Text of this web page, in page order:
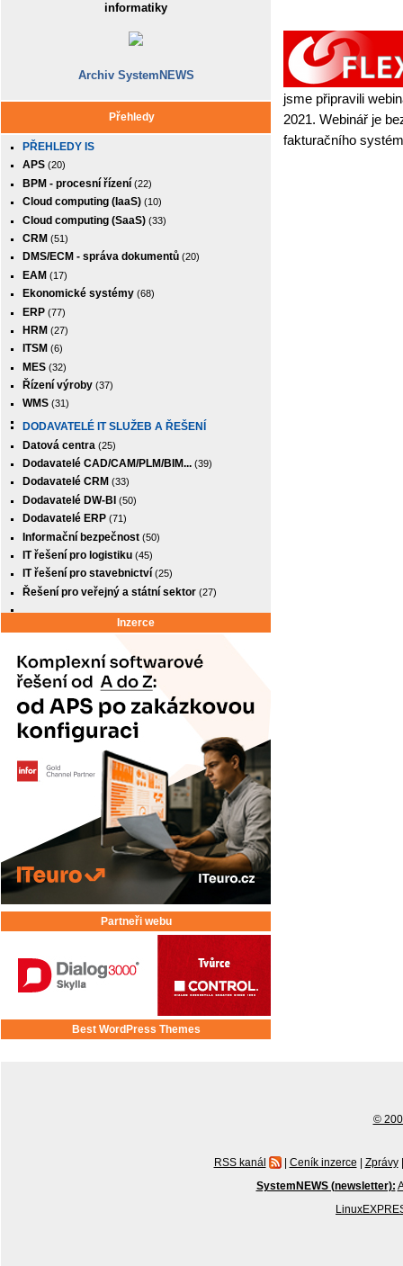
informatiky
Archiv SystemNEWS
Přehledy
PŘEHLEDY IS
APS (20)
BPM - procesní řízení (22)
Cloud computing (IaaS) (10)
Cloud computing (SaaS) (33)
CRM (51)
DMS/ECM - správa dokumentů (20)
EAM (17)
Ekonomické systémy (68)
ERP (77)
HRM (27)
ITSM (6)
MES (32)
Řízení výroby (37)
WMS (31)
DODAVATELÉ IT SLUŽEB A ŘEŠENÍ
Datová centra (25)
Dodavatelé CAD/CAM/PLM/BIM... (39)
Dodavatelé CRM (33)
Dodavatelé DW-BI (50)
Dodavatelé ERP (71)
Informační bezpečnost (50)
IT řešení pro logistiku (45)
IT řešení pro stavebnictví (25)
Řešení pro veřejný a státní sektor (27)
Inzerce
Partneři webu
Best WordPress Themes
jsme připravili
2021. Webinář je
fakturačního
©
RSS kanál | Ceník inzerce | Zprávy |
SystemNEWS (newsletter):